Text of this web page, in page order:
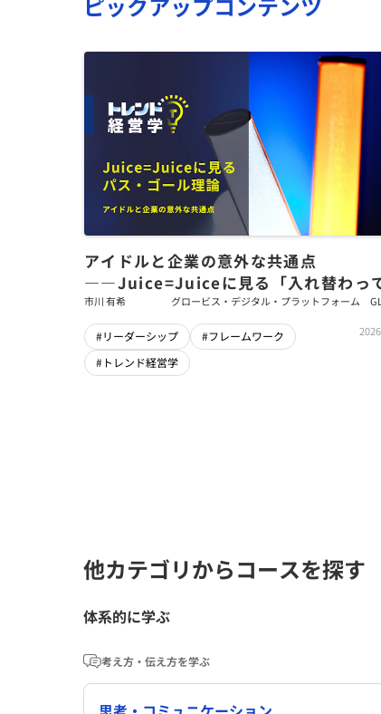
アイドルと企業の意外な共通点
――Juice=Juiceに見る「入れ替わっ
強いチーム」をつくるパス・ゴール理
市川 有希
グロービス・デジタル・プラットフォーム
#リーダーシップ
#フレームワーク
#トレンド経営学
他カテゴリからコースを探す
体系的に学ぶ
考え方・伝え方を学ぶ